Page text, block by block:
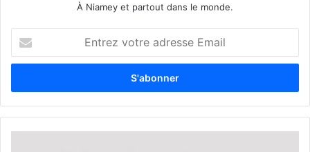
À Niamey et partout dans le monde.
t
e
z